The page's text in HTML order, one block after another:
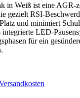
in Weiß ist eine AGR-
gezielt RSI-
und minimiert
LED-
für ein